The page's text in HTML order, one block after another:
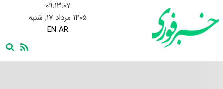
۰۹:۱۳:۰۸
۱۴۰۵ مرداد ۱۷, شنبه
EN AR